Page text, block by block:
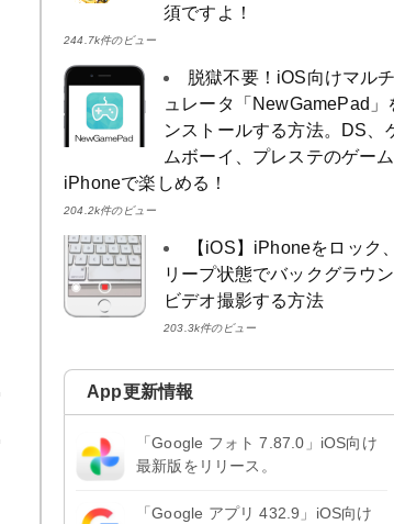
須ですよ！
244.7k件のビュー
脱獄不要！iOS向けマル
ュレータ「NewGamePad」
ンストールする方法。DS、
ムボーイ、プレステのゲー
iPhoneで楽しめる！
204.2k件のビュー
【iOS】iPhoneをロック
リープ状態でバックグラウン
ビデオ撮影する方法
203.3k件のビュー
App更新情報
「Google フォト 7.87.0」iOS向け
最新版をリリース。
「Google アプリ 432.9」iOS向け